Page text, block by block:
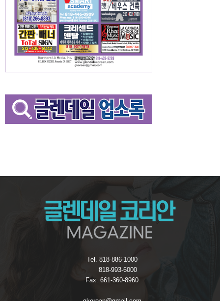
Tel. 818-886-1000
818-993-6000
Fax. 661-360-8960